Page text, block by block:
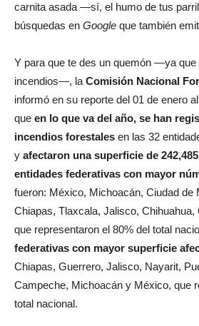
carnita asada —sí, el humo de tus
búsquedas en Google que también
Y para que te des un quemón —ya que
incendios—, la Comisión Nacional
informó en su reporte del 01 de enero
que en lo que va del año, se han
incendios forestales en las 32
y afectaron una superficie de
entidades federativas con mayor
fueron: México, Michoacán, Ciudad de
Chiapas, Tlaxcala, Jalisco,
que representaron el 80% del total
federativas con mayor superficie
Chiapas, Guerrero, Jalisco, Nayarit,
Campeche, Michoacán y México, que
total nacional.